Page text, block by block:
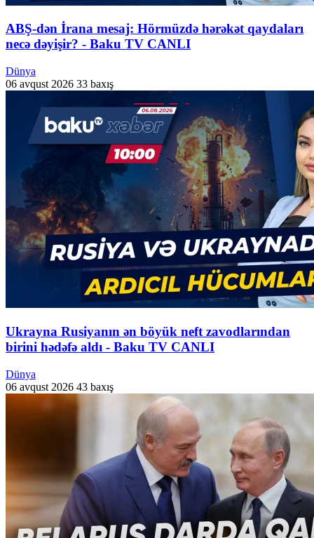
ABŞ-dən İrana mesaj: Hörmüzdə hərəkət qaydaları
necə dəyişir? - Baku TV CANLI
Dünya
06 avqust 2026 33 baxış
Ukrayna Rusiyanın ən böyük neft zavodlarından
birini hədəfə aldı - Baku TV CANLI
Dünya
06 avqust 2026 43 baxış